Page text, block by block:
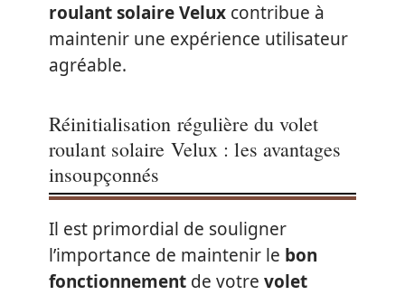
roulant solaire Velux contribue à
maintenir une expérience utilisateur
agréable.
Réinitialisation régulière du volet
roulant solaire Velux : les avantages
insoupçonnés
Il est primordial de souligner
l’importance de maintenir le bon
fonctionnement de votre volet